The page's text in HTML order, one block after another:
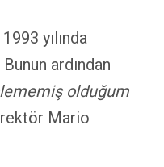
yılında
ardından
olduğum
Mario